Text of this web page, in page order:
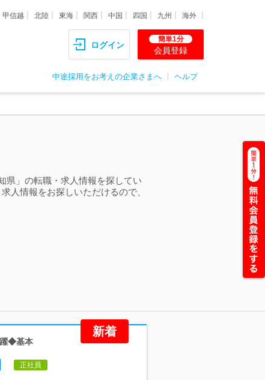
甲信越 北陸 東海 関西 中国 四国 九州 海外
ログイン
簡単1分
会員登録
中途採用をお考えの企業さまへ ヘルプ
県」の転職・求人情報を探してい
人情報をお探しいただけるので、
新着
◆基本
正社員